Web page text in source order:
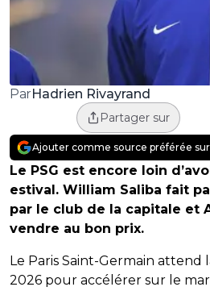
ParHadrien Rivayrand
Partager sur
Ajouter comme source préférée
Le PSG est encore loin
estival. William Saliba fait
par le club de la capitale et
vendre au bon prix.
Le Paris Saint-Germain
2026 pour accélérer sur le